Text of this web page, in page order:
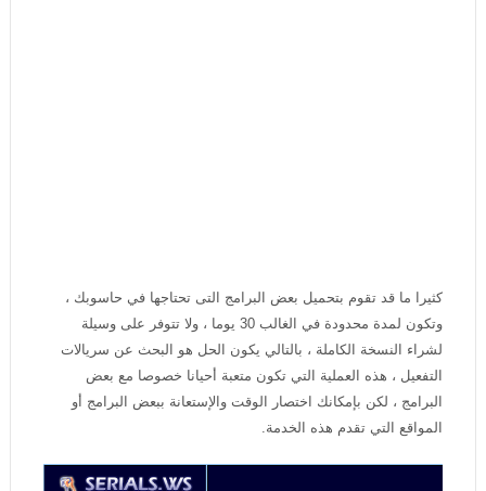
كثيرا ما قد تقوم بتحميل بعض البرامج التى تحتاجها في حاسوبك ،
وتكون لمدة محدودة في الغالب 30 يوما ، ولا تتوفر على وسيلة
لشراء النسخة الكاملة ، بالتالي يكون الحل هو البحث عن سريالات
التفعيل ، هذه العملية التي تكون متعبة أحيانا خصوصا مع بعض
البرامج ، لكن بإمكانك اختصار الوقت والإستعانة ببعض البرامج أو
المواقع التي تقدم هذه الخدمة.